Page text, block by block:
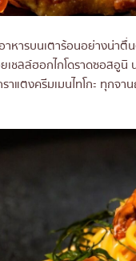
หารบนเตาร้อนอย่างน่า
ชลล์ฮอกไกโดราดซอสอู
แตงครีมเมนไทโกะ ทุกจ